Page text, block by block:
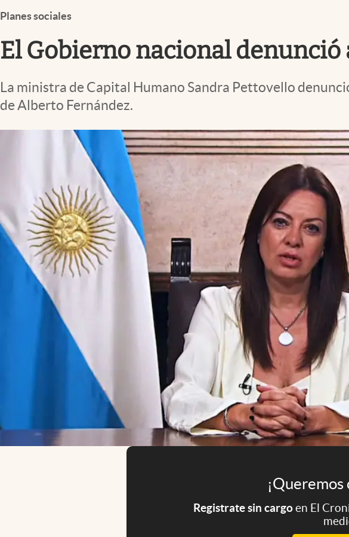
Clima
Planes sociales
El Gobierno nacional denunció
La ministra de Capital Humano Sandra Pettovello
de Alberto Fernández.
Registrate sin cargoen El